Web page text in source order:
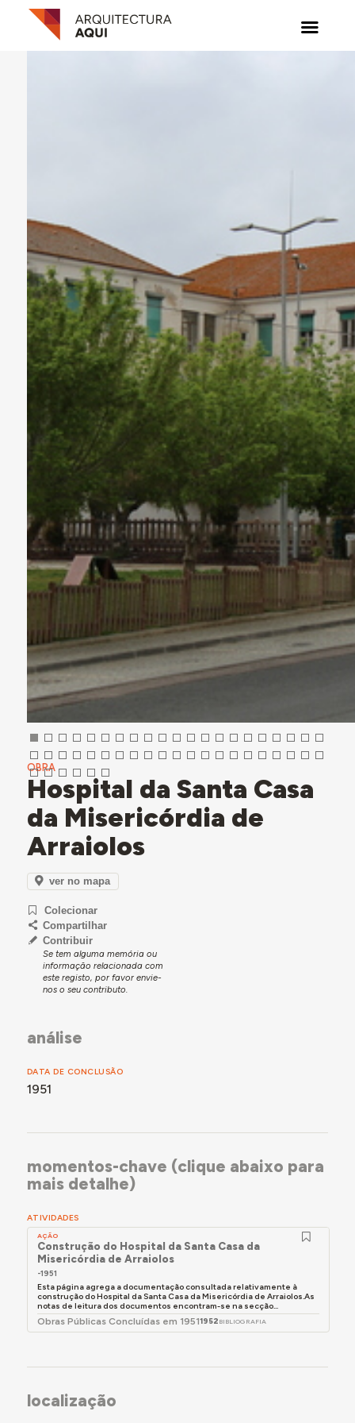
OBRA
Hospital da Santa Casa
da Misericórdia de
Arraiolos
ver no mapa
Colecionar
Compartilhar
Contribuir
Se tem alguma memória ou
informação relacionada com
este registo, por favor envie-
nos o seu contributo.
análise
DATA DE CONCLUSÃO
1951
momentos-chave (clique abaixo para
mais detalhe)
ATIVIDADES
AÇÃO
Construção do Hospital da Santa Casa da
Misericórdia de Arraiolos
-1951
Esta página agrega a documentação consultada relativamente à
construção do Hospital da Santa Casa da Misericórdia de Arraiolos.As
notas de leitura dos documentos encontram-se na secção...
Obras Públicas Concluídas em 19511952 BIBLIOGRAFIA
localização